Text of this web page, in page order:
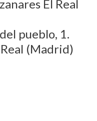
El Real
pueblo, 1.
(Madrid)